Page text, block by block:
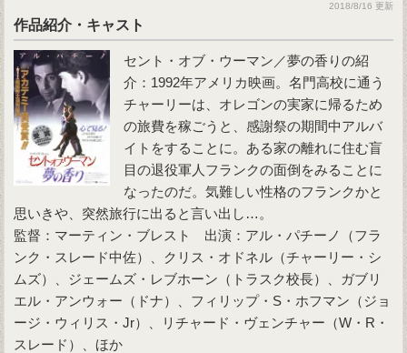
2018/8/16 更新
作品紹介・キャスト
セント・オブ・ウーマン／夢の香りの紹
介：1992年アメリカ映画。名門高校に通う
チャーリーは、オレゴンの実家に帰るため
の旅費を稼ごうと、感謝祭の期間中アルバ
イトをすることに。ある家の離れに住む盲
目の退役軍人フランクの面倒をみることに
なったのだ。気難しい性格のフランクかと
思いきや、突然旅行に出ると言い出し…。
監督：マーティン・ブレスト 出演：アル・パチーノ（フラ
ンク・スレード中佐）、クリス・オドネル（チャーリー・シ
ムズ）、ジェームズ・レブホーン（トラスク校長）、ガブリ
エル・アンウォー（ドナ）、フィリップ・S・ホフマン（ジョ
ージ・ウィリス・Jr）、リチャード・ヴェンチャー（W・R・
スレード）、ほか